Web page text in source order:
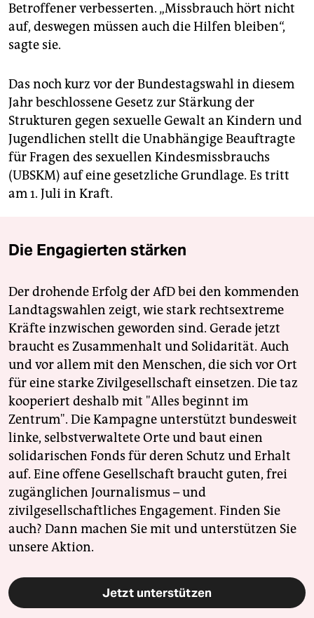
Betroffener verbesserten. „Missbrauch hört nicht
auf, deswegen müssen auch die Hilfen bleiben“,
sagte sie.
Das noch kurz vor der Bundestagswahl in diesem
Jahr beschlossene Gesetz zur Stärkung der
Strukturen gegen sexuelle Gewalt an Kindern und
Jugendlichen stellt die Unabhängige Beauftragte
für Fragen des sexuellen Kindesmissbrauchs
(UBSKM) auf eine gesetzliche Grundlage. Es tritt
am 1. Juli in Kraft.
Die Engagierten stärken
Der drohende Erfolg der AfD bei den kommenden
Landtagswahlen zeigt, wie stark rechtsextreme
Kräfte inzwischen geworden sind. Gerade jetzt
braucht es Zusammenhalt und Solidarität. Auch
und vor allem mit den Menschen, die sich vor Ort
für eine starke Zivilgesellschaft einsetzen. Die taz
kooperiert deshalb mit "Alles beginnt im
Zentrum". Die Kampagne unterstützt bundesweit
linke, selbstverwaltete Orte und baut einen
solidarischen Fonds für deren Schutz und Erhalt
auf. Eine offene Gesellschaft braucht guten, frei
zugänglichen Journalismus – und
zivilgesellschaftliches Engagement. Finden Sie
auch? Dann machen Sie mit und unterstützen Sie
unsere Aktion.
Jetzt unterstützen